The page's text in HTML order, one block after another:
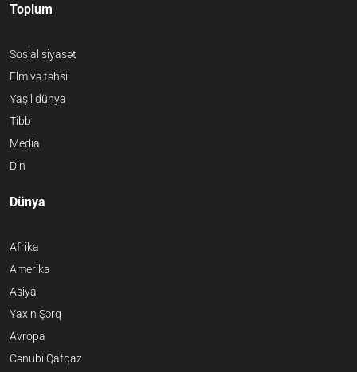
Toplum
Sosial siyasət
Elm və təhsil
Yaşıl dünya
Tibb
Media
Din
Dünya
Afrika
Amerika
Asiya
Yaxın Şərq
Avropa
Cənubi Qafqaz